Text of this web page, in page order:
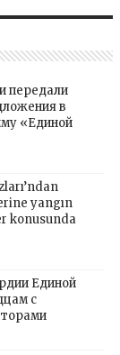
передали
в
«Единой
yangın
konusunda
Единой
с